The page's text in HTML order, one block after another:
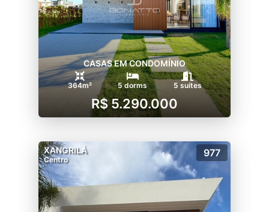
CASAS EM CONDOMÍNIO
364m² 5 dorms 5 suítes
R$ 5.290.000
XANGRILÁ
Centro
977